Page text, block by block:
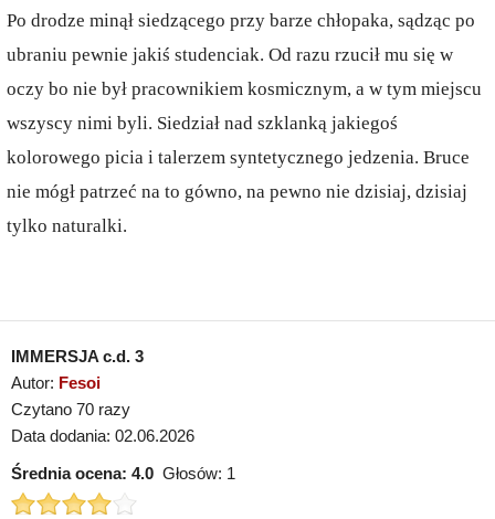
Po drodze minął siedzącego przy barze chłopaka, sądząc po
ubraniu pewnie jakiś studenciak. Od razu rzucił mu się w
oczy bo nie był pracownikiem kosmicznym, a w tym miejscu
wszyscy nimi byli. Siedział nad szklanką jakiegoś
kolorowego picia i talerzem syntetycznego jedzenia. Bruce
nie mógł patrzeć na to gówno, na pewno nie dzisiaj, dzisiaj
tylko naturalki.
IMMERSJA c.d. 3
Autor: Fesoi
Czytano 70 razy
Data dodania: 02.06.2026
Średnia ocena: 4.0 Głosów: 1